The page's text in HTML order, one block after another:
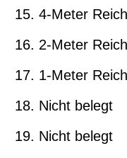
4-Meter
2-Meter
1-Meter
Nicht belegt
Nicht belegt